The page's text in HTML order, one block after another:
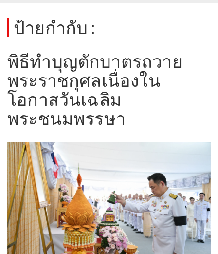
ป้ายกำกับ :
พิธีทำบุญตักบาตรถวาย
พระราชกุศลเนื่องใน
โอกาสวันเฉลิม
พระชนมพรรษา